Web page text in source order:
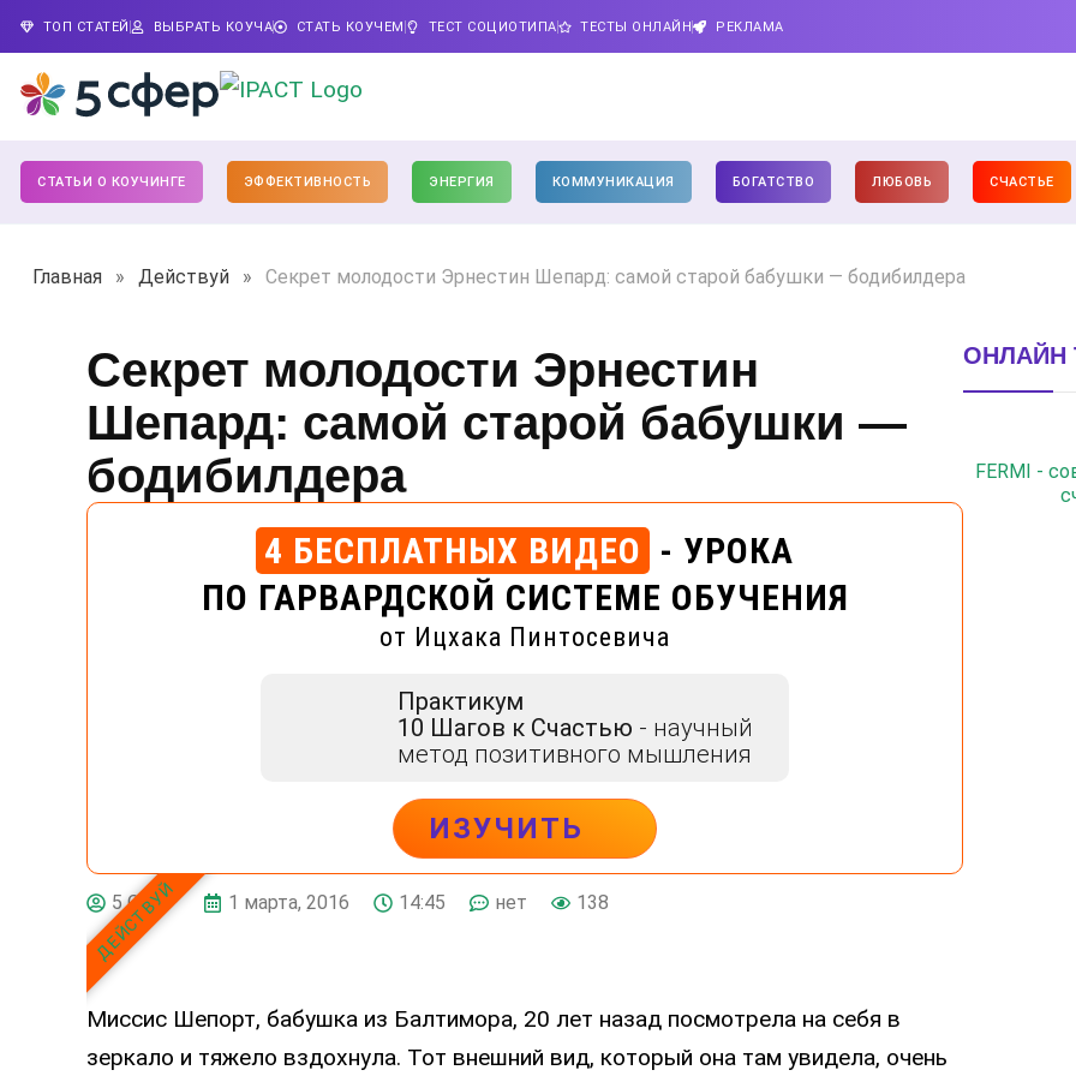
ТОП СТАТЕЙ ВЫБРАТЬ КОУЧА СТАТЬ КОУЧЕМ ТЕСТ СОЦИОТИПА ТЕСТЫ ОНЛАЙН РЕКЛАМА
СТАТЬИ О КОУЧИНГЕ ЭФФЕКТИВНОСТЬ ЭНЕРГИЯ КОММУНИКАЦИЯ БОГАТСТВО ЛЮБОВЬ СЧАСТЬЕ
Главная » Действуй » Секрет молодости Эрнестин Шепард: самой старой бабушки — бодибилдера
Секрет молодости Эрнестин
Шепард: самой старой бабушки —
бодибилдера
4 БЕСПЛАТНЫХ ВИДЕО - УРОКА
ПО ГАРВАРДСКОЙ СИСТЕМЕ ОБУЧЕНИЯ
от Ицхака Пинтосевича
Практикум
10 Шагов к Счастью - научный
метод позитивного мышления
ИЗУЧИТЬ
ДЕЙСТВУЙ
5 СФЕР 1 марта, 2016 14:45 нет 138
Миссис Шепорт, бабушка из Балтимора, 20 лет назад посмотрела на себя в
зеркало и тяжело вздохнула. Тот внешний вид, который она там увидела, очень
ОНЛАЙН
FERMI -